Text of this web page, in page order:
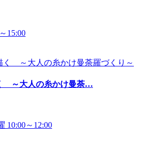
15:00
～大人の糸かけ曼荼…
10:00～12:00